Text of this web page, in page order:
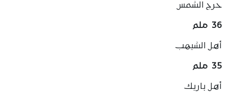
حرج الشمس
36 ملم
أهل الشيهب
35 ملم
أهل باريك